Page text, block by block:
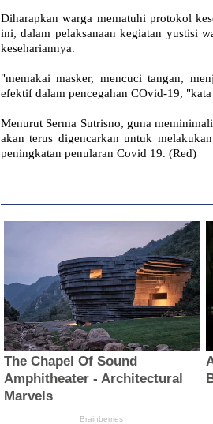
Diharapkan warga mematuhi protokol
ini, dalam pelaksanaan kegiatan yustisi
kesehariannya.
"memakai masker, mencuci tangan,
efektif dalam pencegahan COvid-19,
Menurut Serma Sutrisno, guna
akan terus digencarkan untuk
peningkatan penularan Covid 19. (Red)